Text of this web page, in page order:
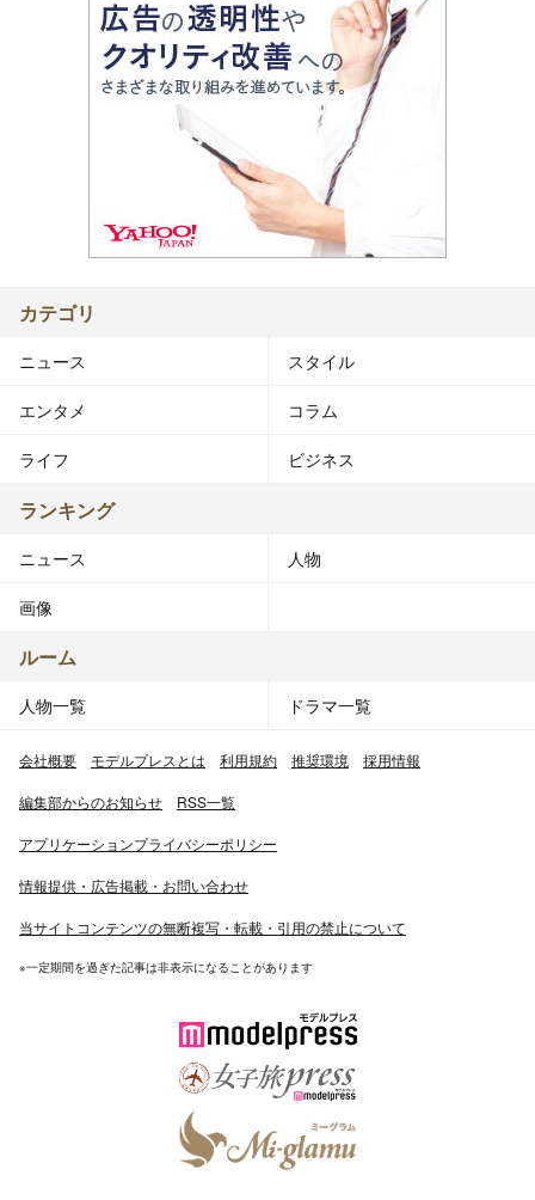
カテゴリ
ニュース スタイル
エンタメ コラム
ライフ ビジネス
ランキング
ニュース 人物
画像
ルーム
人物一覧 ドラマ一覧
会社概要 モデルプレスとは 利用規約 推奨環境 採用情報
編集部からのお知らせ RSS一覧
アプリケーションプライバシーポリシー
情報提供・広告掲載・お問い合わせ
当サイトコンテンツの無断複写・転載・引用の禁止について
※一定期間を過ぎた記事は非表示になることがあります